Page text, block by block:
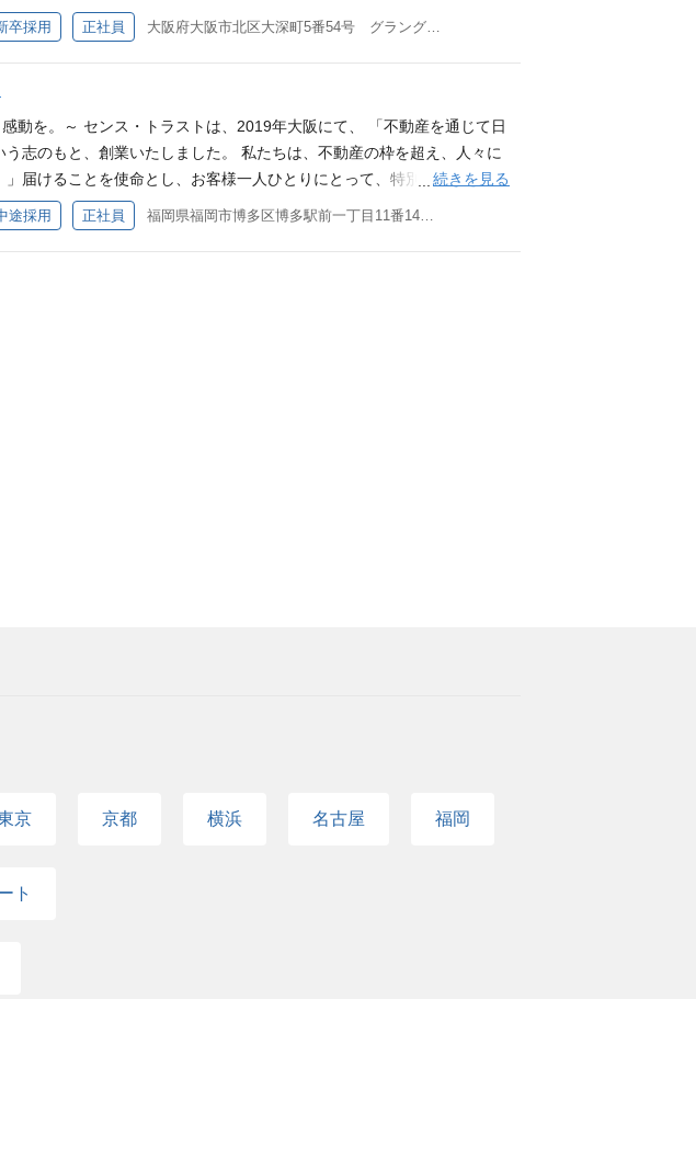
一無二の、感動を。～ センス・トラストは、2019年大阪にて、 「不
たい。」という志のもと、創業いたしました。 私たちは、不動産の枠
の、感動を。」届けることを使命とし、お客様一人ひとりにとって、
く体験となるような、誠実で良質な「不動産を通じた感動」を届ける
。 不動産が本来持つ可能性をアップデートし、豊富な知識と実績をもと
在として、共に歩み、新たな時代を切り拓いてまいります。 そして、私
出し、想像を超える未来を創造してまいります。 応募資格 ◇MUST◇ ・
上 ・宅地建物取引士の資格 VMVに共感し、チームワークをもって主体
み柔軟に挑戦ができる方 スピード感のある環境で成長したい方 学歴 高
ての工程に携わることができます。 営業スタイルは、基本「BtoB」で
の情報収集…不動産仲介業者様から中古物件の情報を収集 物件の現地調
補物件のアクセス、周辺環境、物件の状態を調査 買取価格の決定…市
価格を決めて購入 リフォームと販売…購入した物件をリフォーム。立
される購入層のニーズ等をイメージし、社内の工事担当者と打ち合わせ
なリフォームを施します。完工後は不動産仲介業者様を介して販売す
ケースがあります。 Mission ～唯一無二の、感動を。～ 不動産の歴史は
いを建てた太古の昔に遡ります。 風雨を凌ぎ、安全を守る場所を手に
ないほど大きかったと私たちは考えています。 それから悠久の時を超
変わらず数多くの不動産によって支えられています。 私たちは不動産
までに出会ったことのない新たな感動を社会に生み出していきます。 ◇
産業大学、近畿大学、関西学院大学、立命館大学、関西大学、同志社大
卒採用 正社員
動を。～ センス・トラストは、2019年大阪にて、 「不動産を通じて日
志のもと、創業いたしました。 私たちは、不動産の枠を超え、人々に
」届けることを使命とし、お客様一人ひとりにとって、特別な意味を持
うな、誠実で良質な「不動産を通じた感動」を届けること追求し続け
持つ可能性をアップデートし、豊富な知識と実績をもとに、末永く信頼
み、新たな時代を切り拓いてまいります。 そして、私たちは感動の連
に推進していただける営業メンバーを募集します。 ■買取再生事業 物件
業者様から中古物件の情報を収集 買取価格の決定…市場を調査したうえ
再販または不動産売買の営業職経験3年以上 ・宅地建物取引士の資格
したい方 学歴 高卒以上
続きを見る
途採用 正社員
京 京都 横浜 名古屋 福岡
ト